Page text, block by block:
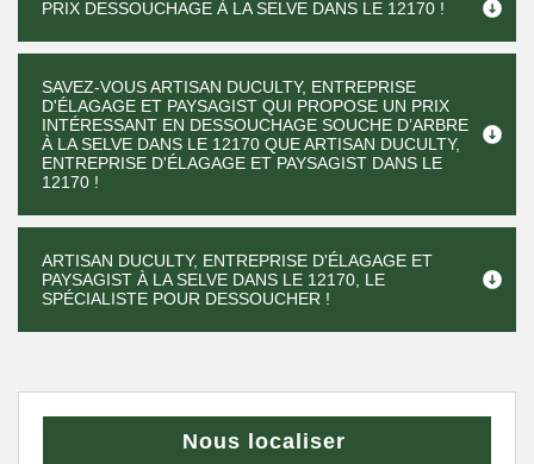
PRIX DESSOUCHAGE À LA SELVE DANS LE 12170 !
SAVEZ-VOUS ARTISAN DUCULTY, ENTREPRISE
D'ÉLAGAGE ET PAYSAGIST QUI PROPOSE UN PRIX
INTÉRESSANT EN DESSOUCHAGE SOUCHE D’ARBRE
À LA SELVE DANS LE 12170 QUE ARTISAN DUCULTY,
ENTREPRISE D'ÉLAGAGE ET PAYSAGIST DANS LE
12170 !
ARTISAN DUCULTY, ENTREPRISE D'ÉLAGAGE ET
PAYSAGIST À LA SELVE DANS LE 12170, LE
SPÉCIALISTE POUR DESSOUCHER !
Nous localiser